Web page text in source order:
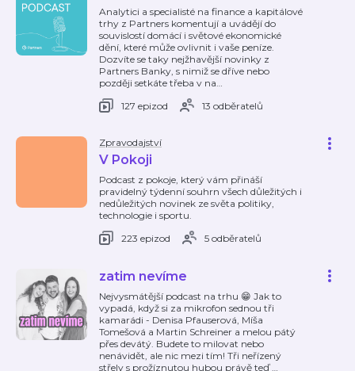
Analytici a specialisté na finance a kapitálové
trhy z Partners komentují a uvádějí do
souvislostí domácí i světové ekonomické
dění, které může ovlivnit i vaše peníze.
Dozvíte se taky nejžhavější novinky z
Partners Banky, s nimiž se dříve nebo
později setkáte třeba v na…
127 epizod
13 odběratelů
Zpravodajství
V Pokoji
Podcast z pokoje, který vám přináší
pravidelný týdenní souhrn všech důležitých i
nedůležitých novinek ze světa politiky,
technologie i sportu.
223 epizod
5 odběratelů
zatim nevíme
Nejvysmátější podcast na trhu 😁 Jak to
vypadá, když si za mikrofon sednou tři
kamarádi - Denisa Pfauserová, Míša
Tomešová a Martin Schreiner a melou pátý
přes devátý. Budete to milovat nebo
nenávidět, ale nic mezi tím! Tři neřízený
střely s prožíznutou hubou právě teď…